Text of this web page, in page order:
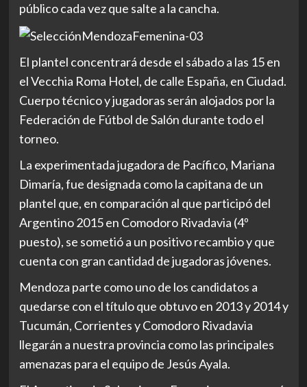
público cada vez que salte a la cancha.
El plantel concentrará desde el sábado a las 15 en
el Vecchia Roma Hotel, de calle España, en Ciudad.
Cuerpo técnico y jugadoras serán alojados por la
Federación de Fútbol de Salón durante todo el
torneo.
La experimentada jugadora de Pacífico, Mariana
Dimaría, fue designada como la capitana de un
plantel que, en comparación al que participó del
Argentino 2015 en Comodoro Rivadavia (4º
puesto), se sometió a un positivo recambio y que
cuenta con gran cantidad de jugadoras jóvenes.
Mendoza parte como uno de los candidatos a
quedarse con el título que obtuvo en 2013 y 2014 y
Tucumán, Corrientes y Comodoro Rivadavia
llegarán a nuestra provincia como las principales
amenazas para el equipo de Jesús Ayala.